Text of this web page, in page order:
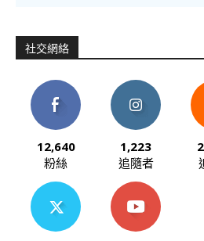
社交網絡
12,640
粉絲
1,223
追隨者